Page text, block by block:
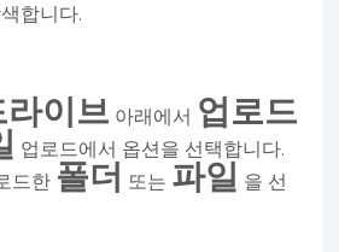
합니다.
라이브 아래에서 업로드
업로드에서 옵션을 선택합니다.
드한 폴더 또는 파일 을 선